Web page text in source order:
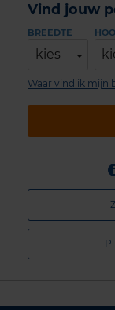
Vind jouw
BREEDTE
kies
Waar vind ik mijn